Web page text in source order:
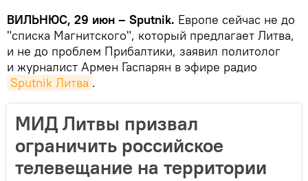
ВИЛЬНЮС, 29 июн – Sputnik. Европе сейчас не до
"списка Магнитского", который предлагает Литва,
и не до проблем Прибалтики, заявил политолог
и журналист Армен Гаспарян в эфире радио
Sputnik Литва .
МИД Литвы призвал
ограничить российское
телевещание на территории